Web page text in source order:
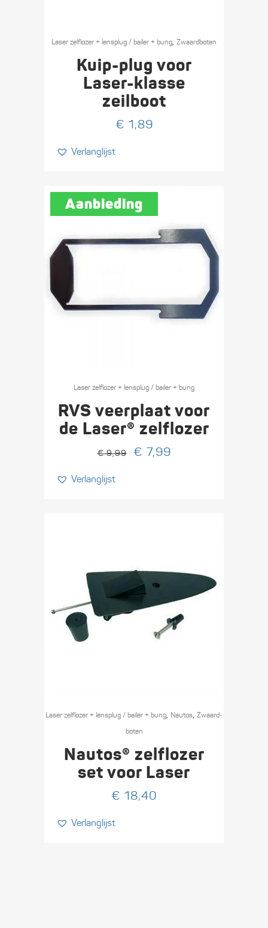
Laser zelflozer + lensplug / bailer + bung, Zwaard­boten
Kuip-plug voor
Laser-klasse
zeilboot
€ 1,89
Verlanglijst
Aanbieding
Laser zelflozer + lensplug / bailer + bung
RVS veerplaat voor
de Laser® zelflozer
€9,99
Oorspronkelijke
€ 7,99Huidige
Verlanglijst
Laser zelflozer + lensplug / bailer + bung, Nautos, Zwaard­
boten
Nautos® zelflozer
set voor Laser
€ 18,40
Verlanglijst